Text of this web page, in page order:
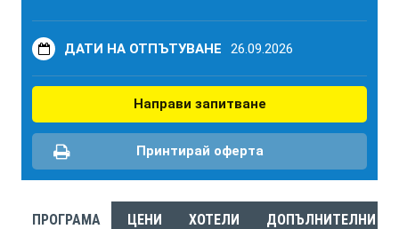
ДАТИ НА ОТПЪТУВАНЕ 26.09.2026
Направи запитване
Принтирай оферта
ПРОГРАМА ЦЕНИ ХОТЕЛИ ДОПЪЛНИТЕЛНИ